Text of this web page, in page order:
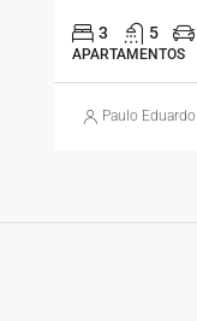
3 5
APARTAMENTOS
Paulo